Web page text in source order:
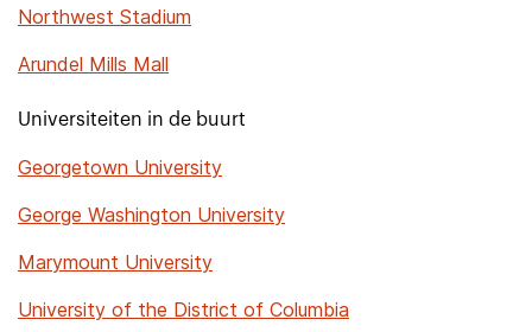
Northwest Stadium
Arundel Mills Mall
Universiteiten in de buurt
Georgetown University
George Washington University
Marymount University
University of the District of Columbia